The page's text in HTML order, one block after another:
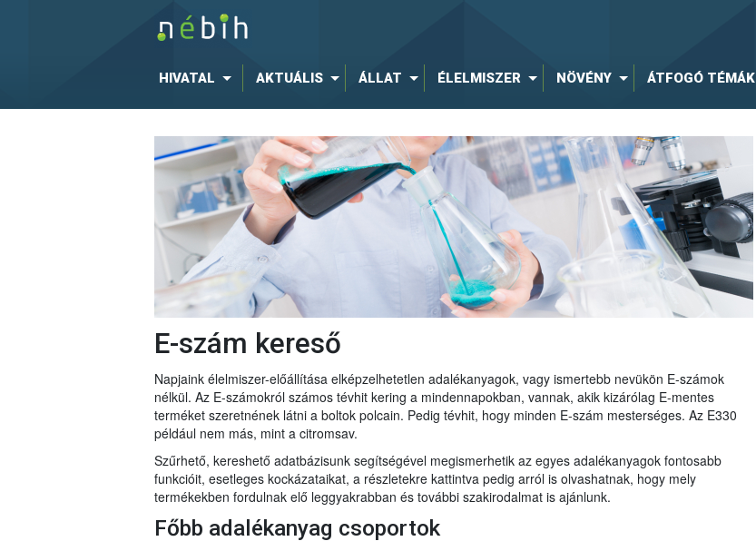
HIVATAL AKTUÁLIS ÁLLAT ÉLELMISZER NÖVÉNY ÁTFOGÓ TÉMÁK
E-szám kereső
Napjaink élelmiszer-előállítása elképzelhetetlen adalékanyagok, vagy ismertebb nevükön E-számok
nélkül. Az E-számokról számos tévhit kering a mindennapokban, vannak, akik kizárólag E-mentes
terméket szeretnének látni a boltok polcain. Pedig tévhit, hogy minden E-szám mesterséges. Az E330
például nem más, mint a citromsav.
Szűrhető, kereshető adatbázisunk segítségével megismerhetik az egyes adalékanyagok fontosabb
funkcióit, esetleges kockázataikat, a részletekre kattintva pedig arról is olvashatnak, hogy mely
termékekben fordulnak elő leggyakrabban és további szakirodalmat is ajánlunk.
Főbb adalékanyag csoportok